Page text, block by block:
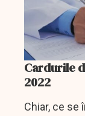
Cardurile
2022
Chiar, ce se